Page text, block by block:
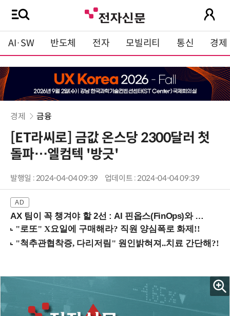
AI·SW 반도체 전자 모빌리티 통신 경제
경제 금융
[ET라씨로] 금값 온스당 2300달러 첫
돌파…엘컴텍 '방긋'
발행일 : 2024-04-04 09:39 업데이트 : 2024-04-04 09:39
AX 팀이 꼭 챙겨야 할 2선 : AI 핀옵스(FinOps)와 토큰 거버넌스 (8/21 잠실역)